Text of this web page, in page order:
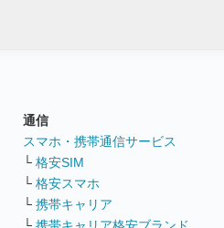
通信
スマホ・携帯通信サービス
└ 格安SIM
└ 格安スマホ
└ 携帯キャリア